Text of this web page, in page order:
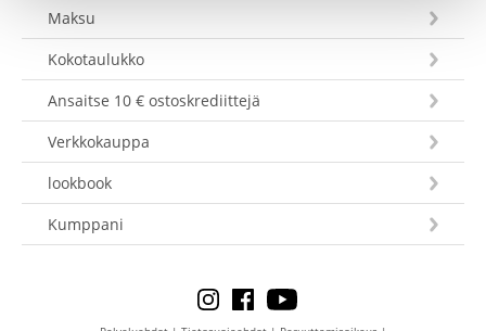
Maksu
Kokotaulukko
Ansaitse 10 € ostoskrediittejä
Verkkokauppa
lookbook
Kumppani